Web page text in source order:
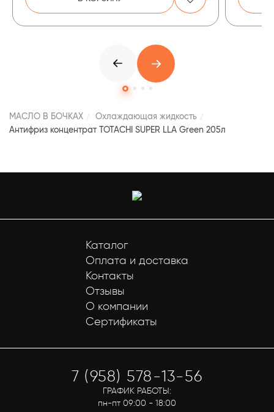
МАСЛО В БОЧКАХ
Охлаждающая жидкость
Антифриз концентрат TOTACHI SUPER LLA Green 205л
Каталог
Оплата и доставка
Контакты
Отзывы
О компании
Сертификаты
7 (958) 578-13-56
ГРАФИК РАБОТЫ:
пн-пт 09:00 - 18:00